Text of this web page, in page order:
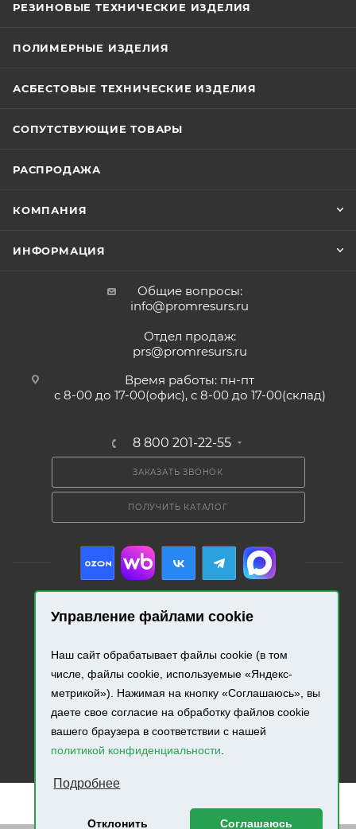
Управление файлами cookie
Наш сайт обрабатывает файлы cookie (в том
числе, файлы cookie, используемые «Яндекс-
метрикой»). Нажимая на кнопку «Соглашаюсь», вы
даете свое согласие на обработку файлов cookie
вашего браузера в соответствии с нашей
политикой конфиденциальности.
Подробнее
Отклонить Соглашаюсь
РЕЗИНОВЫЕ ТЕХНИЧЕСКИЕ ИЗДЕЛИЯ
ПОЛИМЕРНЫЕ ИЗДЕЛИЯ
АСБЕСТОВЫЕ ТЕХНИЧЕСКИЕ ИЗДЕЛИЯ
СОПУТСТВУЮЩИЕ ТОВАРЫ
РАСПРОДАЖА
КОМПАНИЯ
ИНФОРМАЦИЯ
Общие вопросы:
info@promresurs.ru
Отдел продаж:
prs@promresurs.ru
Время работы: пн-пт
с 8-00 до 17-00(офис), с 8-00 до 17-00(склад)
8 800 201-22-55
ЗАКАЗАТЬ ЗВОНОК
ПОЛУЧИТЬ КАТАЛОГ
Разработка и продвижение сайта.